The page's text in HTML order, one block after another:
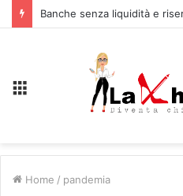
Home / pandemia